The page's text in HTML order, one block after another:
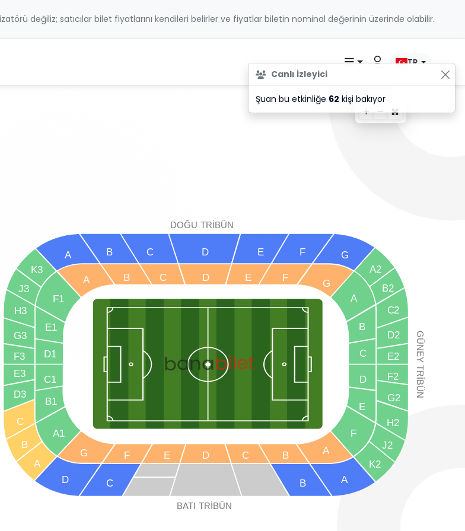
değiliz; satıcılar bilet fiyatlarını kendileri belirler ve fiyatlar biletin nominal değerinin üzerinde olabilir.
TR
DOĞU TRİBÜN
GÜNE
Y
TRİBÜN
BATI TRİBÜN
A B C D E F
G
A
B
C
D
E
F
G
A B C D E F G
A
B
C
D
A1
B1
C1
E1
F1 A
B
C
D
E
F
D3
E3
F3
G3
H3
J3
K3 A2
B2
C2
D2
E2
F2
G2
H2
J2
K2
A
B
C
D1 banabilet
Canlı İzleyici
Şuan bu etkinliğe 62 kişi bakıyor